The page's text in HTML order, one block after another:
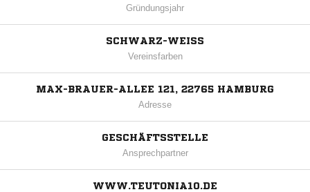
Gründungsjahr
SCHWARZ-WEISS
Vereinsfarben
MAX-BRAUER-ALLEE 121, 22765 HAMBURG
Adresse
GESCHÄFTSSTELLE
Ansprechpartner
WWW.TEUTONIA10.DE